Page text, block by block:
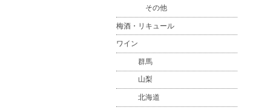
その他
梅酒・リキュール
ワイン
群馬
山梨
北海道